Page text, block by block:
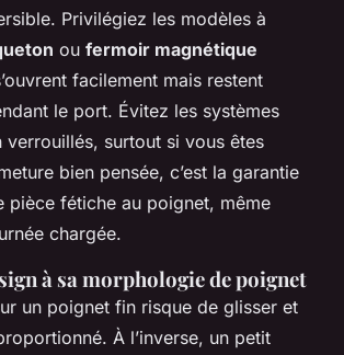
Privilégiez les modèles à
ou fermoir magnétique
facilement mais restent
le port. Évitez les systèmes
verrouillés, surtout si vous êtes
bien pensée, c’est la garantie
pièce fétiche au poignet, même
chargée.
à sa morphologie de poignet
un poignet fin risque de glisser et
À l’inverse, un petit